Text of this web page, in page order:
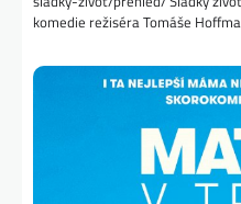
komedie režiséra Tomáše